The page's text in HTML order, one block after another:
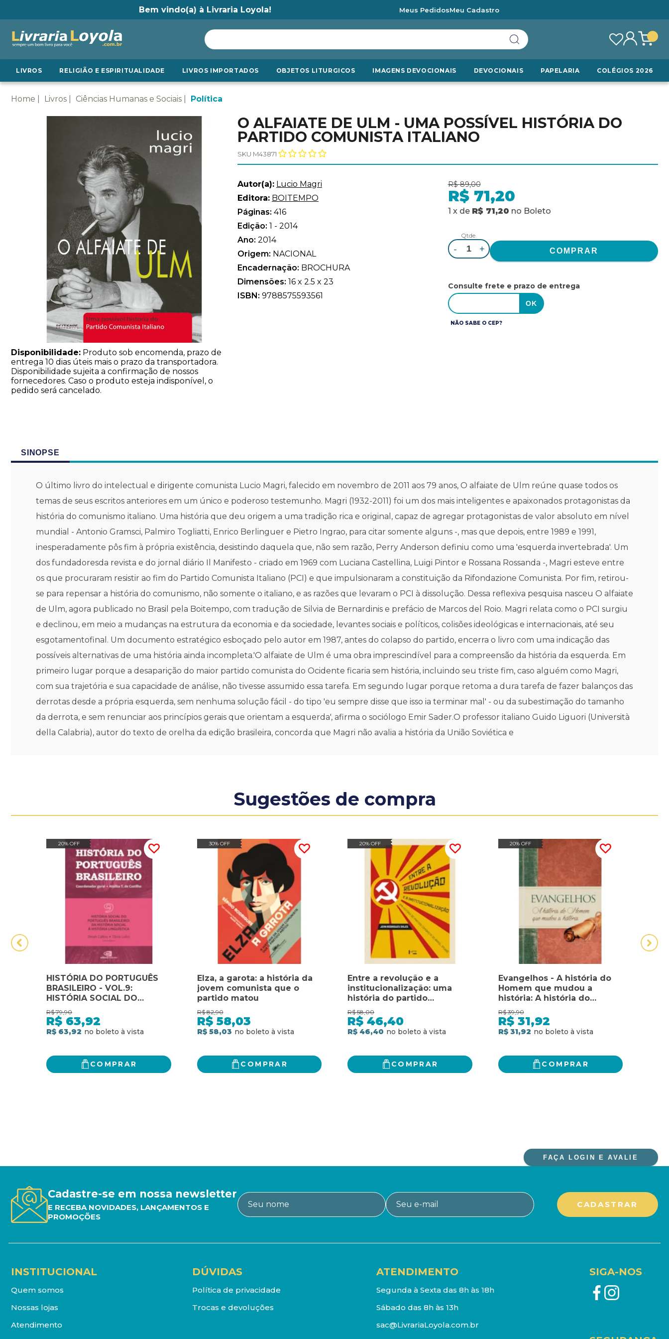
Bem vindo(a) à Livraria Loyola! Meus PedidosMeu Cadastro
LIVROS RELIGIÃO E ESPIRITUALIDADE LIVROS IMPORTADOS OBJETOS LITURGICOS IMAGENS DEVOCIONAIS DEVOCIONAIS PAPELARIA COLÉGIOS 2026
Home Livros Ciências Humanas e Sociais Política
Disponibilidade: Produto sob encomenda, prazo de
entrega 10 dias úteis mais o prazo da transportadora.
Disponibilidade sujeita a confirmação de nossos
fornecedores. Caso o produto esteja indisponível, o
pedido será cancelado.
O ALFAIATE DE ULM - UMA POSSÍVEL HISTÓRIA DO
PARTIDO COMUNISTA ITALIANO
SKU M43871
Autor(a): Lucio Magri
Editora: BOITEMPO
Páginas: 416
Edição: 1 - 2014
Ano: 2014
Origem: NACIONAL
Encadernação: BROCHURA
Dimensões: 16 x 2.5 x 23
ISBN: 9788575593561
R$ 89,00
R$ 71,20
1 x de R$ 71,20 no Boleto
Qtde.
- +
Consulte frete e prazo de entrega
NÃO SABE O CEP?
SINOPSE
O último livro do intelectual e dirigente comunista Lucio Magri, falecido em novembro de 2011 aos 79 anos, O alfaiate de Ulm reúne quase todos os
temas de seus escritos anteriores em um único e poderoso testemunho. Magri (1932-2011) foi um dos mais inteligentes e apaixonados protagonistas da
história do comunismo italiano. Uma história que deu origem a uma tradição rica e original, capaz de agregar protagonistas de valor absoluto em nível
mundial - Antonio Gramsci, Palmiro Togliatti, Enrico Berlinguer e Pietro Ingrao, para citar somente alguns -, mas que depois, entre 1989 e 1991,
inesperadamente pôs fim à própria existência, desistindo daquela que, não sem razão, Perry Anderson definiu como uma 'esquerda invertebrada'. Um
dos fundadoresda revista e do jornal diário Il Manifesto - criado em 1969 com Luciana Castellina, Luigi Pintor e Rossana Rossanda -, Magri esteve entre
os que procuraram resistir ao fim do Partido Comunista Italiano (PCI) e que impulsionaram a constituição da Rifondazione Comunista. Por fim, retirou-
se para repensar a história do comunismo, não somente o italiano, e as razões que levaram o PCI à dissolução. Dessa reflexiva pesquisa nasceu O alfaiate
de Ulm, agora publicado no Brasil pela Boitempo, com tradução de Silvia de Bernardinis e prefácio de Marcos del Roio. Magri relata como o PCI surgiu
e declinou, em meio a mudanças na estrutura da economia e da sociedade, levantes sociais e políticos, colisões ideológicas e internacionais, até seu
esgotamentofinal. Um documento estratégico esboçado pelo autor em 1987, antes do colapso do partido, encerra o livro com uma indicação das
possíveis alternativas de uma história ainda incompleta.'O alfaiate de Ulm é uma obra imprescindível para a compreensão da história da esquerda. Em
primeiro lugar porque a desaparição do maior partido comunista do Ocidente ficaria sem história, incluindo seu triste fim, caso alguém como Magri,
com sua trajetória e sua capacidade de análise, não tivesse assumido essa tarefa. Em segundo lugar porque retoma a dura tarefa de fazer balanços das
derrotas desde a própria esquerda, sem nenhuma solução fácil - do tipo 'eu sempre disse que isso ia terminar mal' - ou da subestimação do tamanho
da derrota, e sem renunciar aos princípios gerais que orientam a esquerda', afirma o sociólogo Emir Sader.O professor italiano Guido Liguori (Università
della Calabria), autor do texto de orelha da edição brasileira, concorda que Magri não avalia a história da União Soviética e
Sugestões de compra
20% OFF
HISTÓRIA DO PORTUGUÊS
BRASILEIRO - VOL.9:
HISTÓRIA SOCIAL DO
PORTUGUÊS BRASILEIRO: DA
HISTÓRIA SOCIAL À
HISTÓRIA LINGUÍSTICA
R$ 79,90
R$ 63,92
R$ 63,92
COMPRAR
30% OFF
Elza, a garota: a história da
jovem comunista que o
partido matou
R$ 82,90
R$ 58,03
R$ 58,03
COMPRAR
20% OFF
Entre a revolução e a
institucionalização: uma
história do partido
comunista do Brasil (pcdob)
R$ 58,00
R$ 46,40
R$ 46,40
COMPRAR
20% OFF
Evangelhos - A história do
Homem que mudou a
história: A história do
homem que mudou a
história
R$ 39,90
R$ 31,92
R$ 31,92
COMPRAR
FAÇA LOGIN E AVALIE
Cadastre-se em nossa newsletter
E RECEBA NOVIDADES, LANÇAMENTOS E
PROMOÇÕES
INSTITUCIONAL
Quem somos
Nossas lojas
Atendimento
DÚVIDAS
Política de privacidade
Trocas e devoluções
ATENDIMENTO
Segunda à Sexta das 8h às 18h
Sábado das 8h às 13h
sac@LivrariaLoyola.com.br
SIGA-NOS